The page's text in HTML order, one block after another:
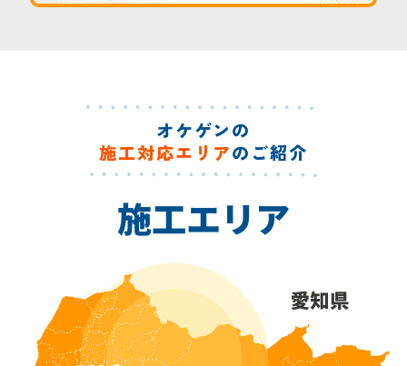
オケゲンの
施工対応エリアのご紹介
施工エリア